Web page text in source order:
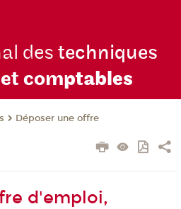
destechniques
comptables
Déposer une offre
d'emploi,